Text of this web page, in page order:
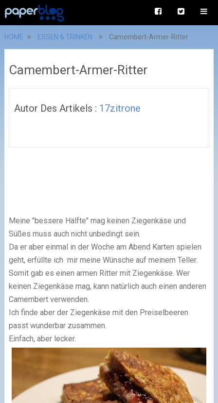
HOME ESSEN & TRINKEN Camembert-Armer-Ritter
Camembert-Armer-Ritter
Autor Des Artikels : 17zitrone
Meine "bessere Hälfte" mag keinen Ziegenkäse und
Süßes muss auch nicht unbedingt sein.
Da er aber einmal in der Woche am Abend Karten spielen
geht, erfüllte ich mir meine Wünsche auf meinem Teller.
Somit gab es einen armen Ritter mit Ziegenkäse. Wer
keinen Ziegenkäse mag, kann natürlich auch einen anderen
Camembert verwenden.
Ich finde aber der Ziegenkäse mit den Preiselbeeren
passt wunderbar zusammen.
Einfach, aber lecker.